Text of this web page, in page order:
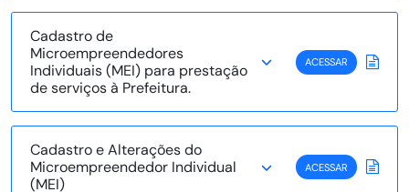
Cadastro de
Microempreendedores
Individuais (MEI) para prestação
de serviços à Prefeitura.
ACESSAR
Cadastro e Alterações do
Microempreendedor Individual
(MEI)
ACESSAR